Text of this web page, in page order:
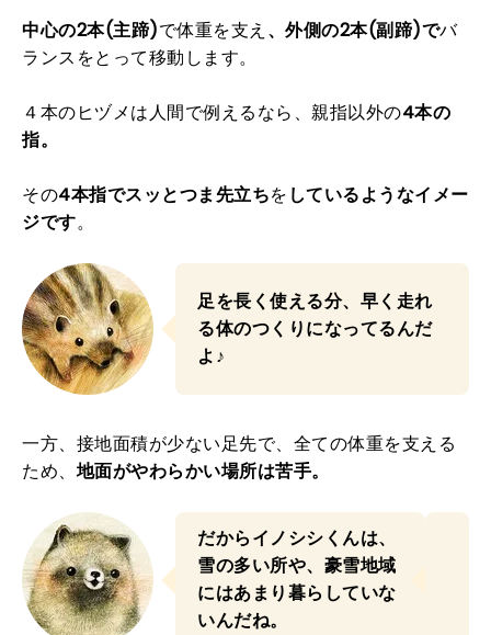
中心の2本(主蹄)で体重を支え 、外側の2本(副蹄)でバ
ランスをとって移動します。
４本のヒヅメは人間で例えるなら、親指以外の4本の
指。
その4本指でスッとつま先立ちを しているようなイメー
ジです。
足を長く使える分、早く走れ
る体のつくりになってるんだ
よ♪
一方、接地面積が少ない足先で、全ての体重を支える
ため、 地面がやわらかい場所は苦手。
だからイノシシくんは、
雪の多い所や、豪雪地域
にはあまり暮らしていな
いんだね。